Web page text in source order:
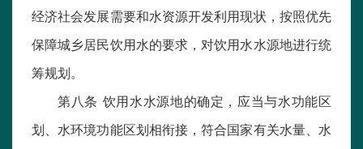
经济社会发展需要和水资源开发利用现状，按照优先
保障城乡居民饮用水的要求，对饮用水水源地进行统
筹规划。
第八条 饮用水水源地的确定，应当与水功能区
划、水环境功能区划相衔接，符合国家有关水量、水